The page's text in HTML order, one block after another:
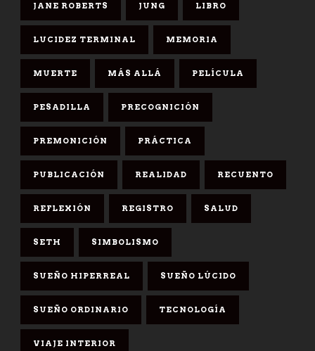
JANE ROBERTS JUNG LIBRO
LUCIDEZ TERMINAL MEMORIA
MUERTE MÁS ALLÁ PELÍCULA
PESADILLA PRECOGNICIÓN
PREMONICIÓN PRÁCTICA
PUBLICACIÓN REALIDAD RECUENTO
REFLEXIÓN REGISTRO SALUD
SETH SIMBOLISMO
SUEÑO HIPERREAL SUEÑO LÚCIDO
SUEÑO ORDINARIO TECNOLOGÍA
VIAJE INTERIOR